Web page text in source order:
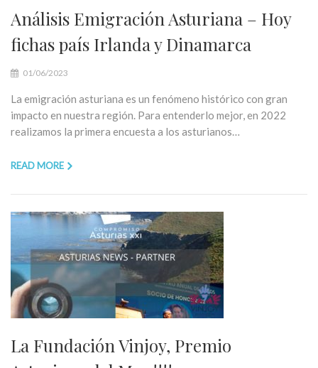
Análisis Emigración Asturiana – Hoy
fichas país Irlanda y Dinamarca
01/06/2023
La emigración asturiana es un fenómeno histórico con gran
impacto en nuestra región. Para entenderlo mejor, en 2022
realizamos la primera encuesta a los asturianos…
READ MORE
La Fundación Vinjoy, Premio